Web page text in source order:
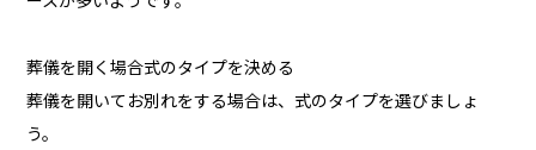
葬儀を開く場合式のタイプを決める
葬儀を開いてお別れをする場合は、式のタイプを選びましょ
う。